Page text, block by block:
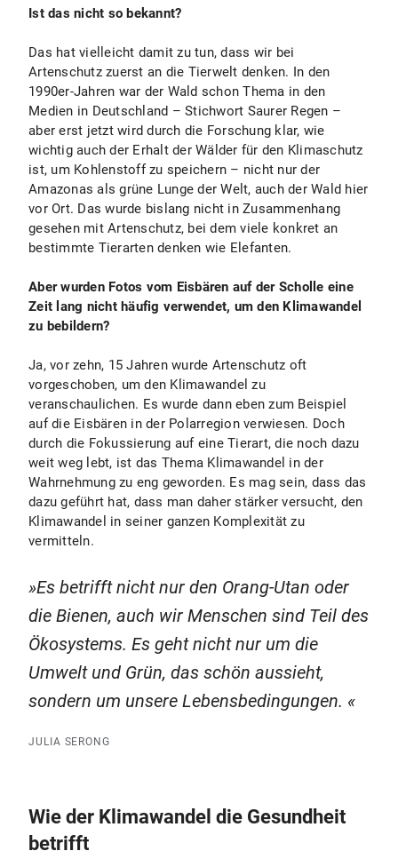
Ist das nicht so bekannt?
Das hat vielleicht damit zu tun, dass wir bei
Artenschutz zuerst an die Tierwelt denken. In den
1990er-Jahren war der Wald schon Thema in den
Medien in Deutschland – Stichwort Saurer Regen –
aber erst jetzt wird durch die Forschung klar, wie
wichtig auch der Erhalt der Wälder für den Klimaschutz
ist, um Kohlenstoff zu speichern – nicht nur der
Amazonas als grüne Lunge der Welt, auch der Wald hier
vor Ort. Das wurde bislang nicht in Zusammenhang
gesehen mit Artenschutz, bei dem viele konkret an
bestimmte Tierarten denken wie Elefanten.
Aber wurden Fotos vom Eisbären auf der Scholle eine
Zeit lang nicht häufig verwendet, um den Klimawandel
zu bebildern?
Ja, vor zehn, 15 Jahren wurde Artenschutz oft
vorgeschoben, um den Klimawandel zu
veranschaulichen. Es wurde dann eben zum Beispiel
auf die Eisbären in der Polarregion verwiesen. Doch
durch die Fokussierung auf eine Tierart, die noch dazu
weit weg lebt, ist das Thema Klimawandel in der
Wahrnehmung zu eng geworden. Es mag sein, dass das
dazu geführt hat, dass man daher stärker versucht, den
Klimawandel in seiner ganzen Komplexität zu
vermitteln.
Es betrifft nicht nur den Orang-Utan oder
die Bienen, auch wir Menschen sind Teil des
Ökosystems. Es geht nicht nur um die
Umwelt und Grün, das schön aussieht,
sondern um unsere Lebensbedingungen.
JULIA SERONG
Wie der Klimawandel die Gesundheit
betrifft